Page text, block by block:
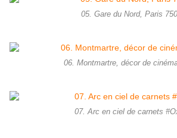
05. Gare du Nord, Paris
06. Montmartre, décor de
07. Arc en ciel de carnets